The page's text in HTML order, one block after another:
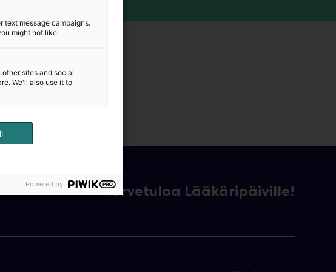
Tervetuloa Lääkäripäiville!
text message campaigns.
might not like.
sites and social
We'll also use it to
Powered by